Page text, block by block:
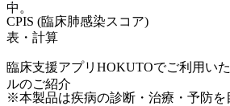
CPIS (臨床肺感染スコア)
※本製品は疾病の診断・治療・予防を
中。
表・計算
臨床支援アプリHOKUTOでご利用い
ルのご紹介